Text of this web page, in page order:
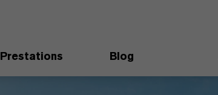
Prestations Blog